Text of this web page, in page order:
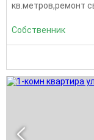
кв.метров,ремонт
Собственник